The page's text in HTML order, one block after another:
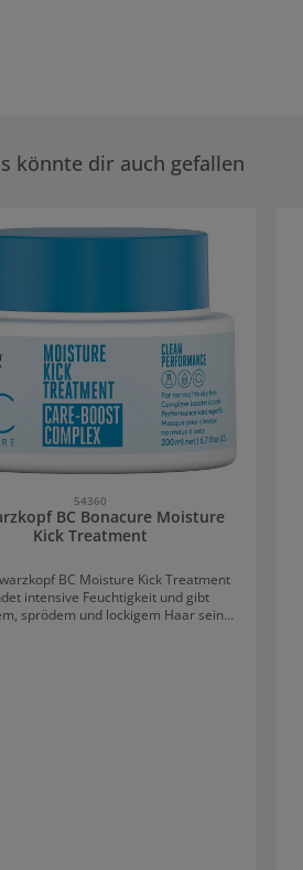
könnte dir auch gefallen
54360
BC Bonacure Moisture
Kick Treatment
BC Moisture Kick Treatment
intensive Feuchtigkeit und gibt
sprödem und lockigem Haar seine